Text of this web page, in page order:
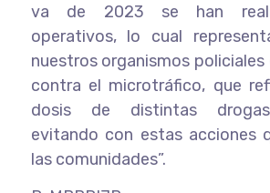
va de 2023 se han
operativos, lo cual
nuestros organismos
contra el microtráfico, que
dosis de distintas drogas
evitando con estas acciones
las comunidades”.